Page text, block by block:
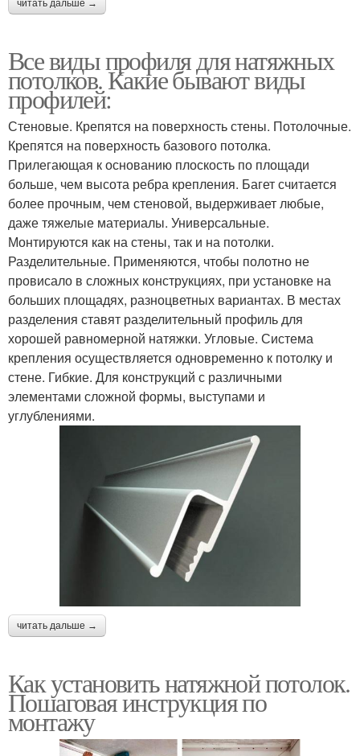
читать дальше →
Все виды профиля для натяжных
потолков. Какие бывают виды
профилей:
Стеновые. Крепятся на поверхность стены. Потолочные.
Крепятся на поверхность базового потолка.
Прилегающая к основанию плоскость по площади
больше, чем высота ребра крепления. Багет считается
более прочным, чем стеновой, выдерживает любые,
даже тяжелые материалы. Универсальные.
Монтируются как на стены, так и на потолки.
Разделительные. Применяются, чтобы полотно не
провисало в сложных конструкциях, при установке на
больших площадях, разноцветных вариантах. В местах
разделения ставят разделительный профиль для
хорошей равномерной натяжки. Угловые. Система
крепления осуществляется одновременно к потолку и
стене. Гибкие. Для конструкций с различными
элементами сложной формы, выступами и
углублениями.
читать дальше →
Как установить натяжной потолок.
Пошаговая инструкция по
монтажу